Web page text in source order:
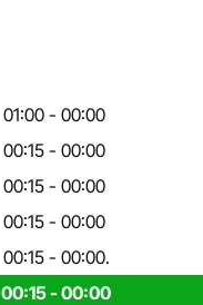
01:00 - 00:00
00:15 - 00:00
00:15 - 00:00
00:15 - 00:00
00:15 - 00:00.
00:15 - 00:00